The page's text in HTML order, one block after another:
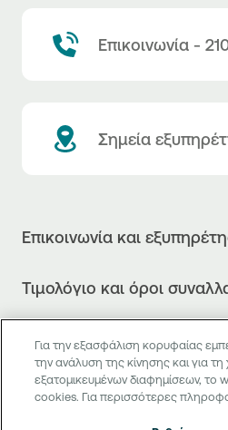
Επικοινωνία -
Σημεία
Επικοινωνία και
Η νέα Ψηφιακή Εποχή στις
Θέλω να μιλήσω με Corporate
Officer
Τιμολόγιο και όροι
Τιμολόγιο της Τράπεζας
Δελτίο τιμών συναλλάγματος
Δελτίο πληροφόρησης περί
Μεταφορά λογαριασμού
Χρήσιμοι σύνδεσμοι
Συχνές ερωτήσεις
Κανονιστική Συμμόρφωση
Digital Banking
Για την εξασφάλιση κορυφαίας
την ανάλυση της κίνησης και για
εξατομικευμένων διαφημίσεων, το
cookies. Για περισσότερες